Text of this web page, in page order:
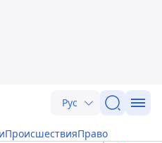
Рус
ПроисшествияПраво